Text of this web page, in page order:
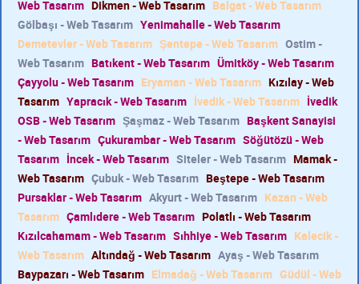
Web Tasarım Dikmen - Web Tasarım Balgat - Web Tasarım
Gölbaşı - Web Tasarım Yenimahalle - Web Tasarım
Demetevler - Web Tasarım Şentepe - Web Tasarım Ostim -
Web Tasarım Batıkent - Web Tasarım Ümitköy - Web Tasarım
Çayyolu - Web Tasarım Eryaman - Web Tasarım Kızılay - Web
Tasarım Yapracık - Web Tasarım İvedik - Web Tasarım İvedik
OSB - Web Tasarım Şaşmaz - Web Tasarım Başkent Sanayisi
- Web Tasarım Çukurambar - Web Tasarım Söğütözü - Web
Tasarım İncek - Web Tasarım Siteler - Web Tasarım Mamak -
Web Tasarım Çubuk - Web Tasarım Beştepe - Web Tasarım
Pursaklar - Web Tasarım Akyurt - Web Tasarım Kazan - Web
Tasarım Çamlıdere - Web Tasarım Polatlı - Web Tasarım
Kızılcahamam - Web Tasarım Sıhhiye - Web Tasarım Kalecik -
Web Tasarım Altındağ - Web Tasarım Ayaş - Web Tasarım
Baypazarı - Web Tasarım Elmadağ - Web Tasarım Güdül - Web